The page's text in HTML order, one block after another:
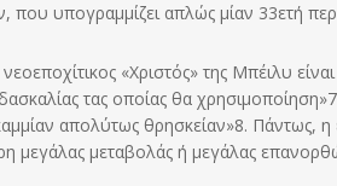
που υπογραμμίζει απλώς μίαν 33ετή
«Χριστός» της Μπέιλυ
τας οποίας θα
απολύτως θρησκείαν»8. Πάντως,
μεγάλας μεταβολάς ή μεγάλας